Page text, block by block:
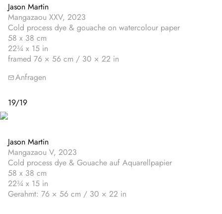
Jason Martin
Mangazaou XXV, 2023
Cold process dye & gouache on watercolour paper
58 x 38 cm
22¾ x 15 in
framed 76 × 56 cm / 30 × 22 in
Anfragen
19/19
Jason Martin
Mangazaou V, 2023
Cold process dye & Gouache auf Aquarellpapier
58 x 38 cm
22¾ x 15 in
Gerahmt: 76 × 56 cm / 30 × 22 in